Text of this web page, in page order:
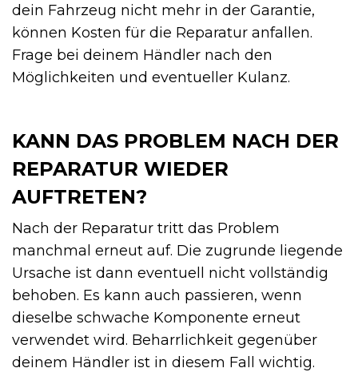
dein Fahrzeug nicht mehr in der Garantie,
können Kosten für die Reparatur anfallen.
Frage bei deinem Händler nach den
Möglichkeiten und eventueller Kulanz.
KANN DAS PROBLEM NACH DER
REPARATUR WIEDER
AUFTRETEN?
Nach der Reparatur tritt das Problem
manchmal erneut auf. Die zugrunde liegende
Ursache ist dann eventuell nicht vollständig
behoben. Es kann auch passieren, wenn
dieselbe schwache Komponente erneut
verwendet wird. Beharrlichkeit gegenüber
deinem Händler ist in diesem Fall wichtig.